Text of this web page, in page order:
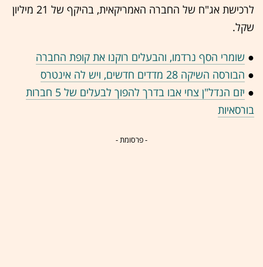
לרכישת אג"ח של החברה האמריקאית, בהיקף של 21 מיליון
שקל.
● שומרי הסף נרדמו, והבעלים רוקנו את קופת החברה
● הבורסה השיקה 28 מדדים חדשים, ויש לה אינטרס
●
יזם הנדל"ן צחי אבו בדרך להפוך לבעלים של 5 חברות
בורסאיות
- פרסומת -